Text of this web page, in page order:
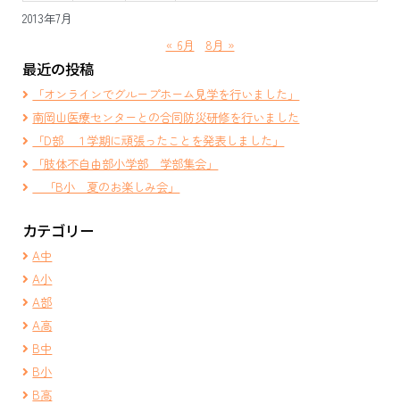
2013年7月
« 6月 8月 »
最近の投稿
「オンラインでグループホーム見学を行いました」
南岡山医療センターとの合同防災研修を行いました
「D部 １学期に頑張ったことを発表しました」
「肢体不自由部小学部 学部集会」
「B小 夏のお楽しみ会」
カテゴリー
A中
A小
A部
A高
B中
B小
B高